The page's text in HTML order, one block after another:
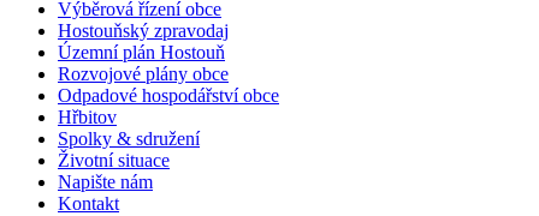
Výběrová řízení obce
Hostouňský zpravodaj
Územní plán Hostouň
Rozvojové plány obce
Odpadové hospodářství obce
Hřbitov
Spolky & sdružení
Životní situace
Napište nám
Kontakt